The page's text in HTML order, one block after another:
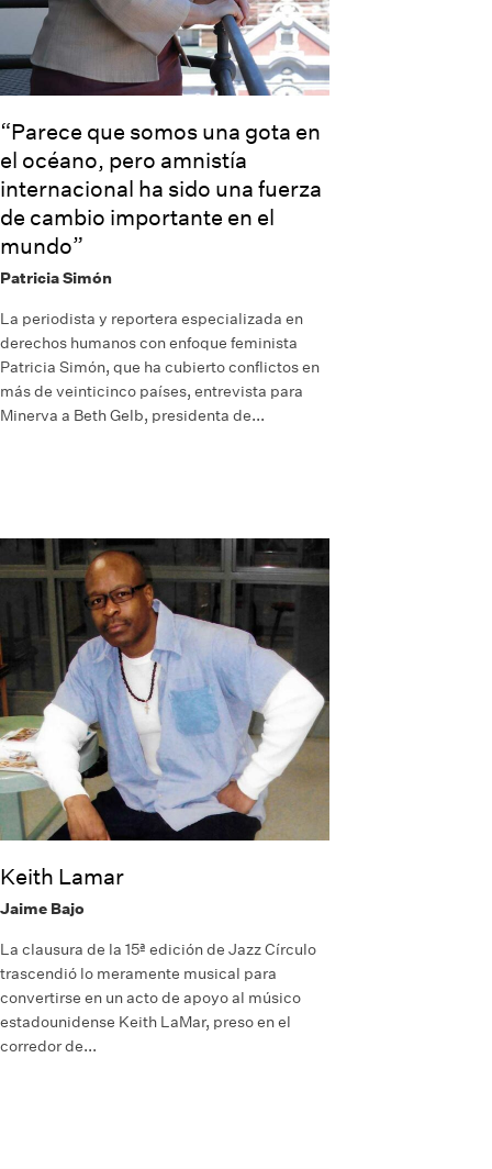
“Parece que somos una gota en
el océano, pero amnistía
internacional ha sido una fuerza
de cambio importante en el
mundo”
Patricia Simón
La periodista y reportera especializada en
derechos humanos con enfoque feminista
Patricia Simón, que ha cubierto conflictos en
más de veinticinco países, entrevista para
Minerva a Beth Gelb, presidenta de...
Keith Lamar
Jaime Bajo
La clausura de la 15ª edición de Jazz Círculo
trascendió lo meramente musical para
convertirse en un acto de apoyo al músico
estadounidense Keith LaMar, preso en el
corredor de...